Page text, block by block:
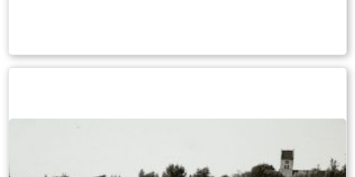
houlik oan’e Tsjaerddyk. Lourens Lutgendorff is
doarp. Nei fiif jier hat Lourens Lutgendorff it dan
ek wol besjoen yn Folsgeare en keapet hy de
smidderij fan Ynte Roode yn Makkum.